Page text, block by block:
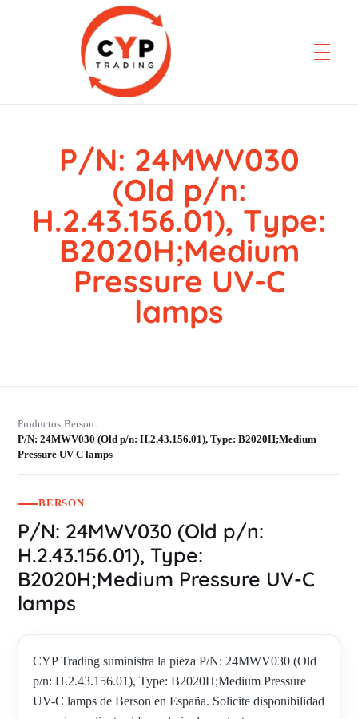
CYP Trading
Professionelle Ersatzteilbeschaffung
P/N: 24MWV030
(Old p/n:
H.2.43.156.01), Type:
B2020H;Medium
Pressure UV-C
lamps
Productos›Berson›
P/N: 24MWV030 (Old p/n: H.2.43.156.01), Type: B2020H;Medium
Pressure UV-C lamps
BERSON
P/N: 24MWV030 (Old p/n:
H.2.43.156.01), Type:
B2020H;Medium Pressure UV-C
lamps
CYP Trading suministra la pieza P/N: 24MWV030 (Old
p/n: H.2.43.156.01), Type: B2020H;Medium Pressure
UV-C lamps de Berson en España. Solicite disponibilidad